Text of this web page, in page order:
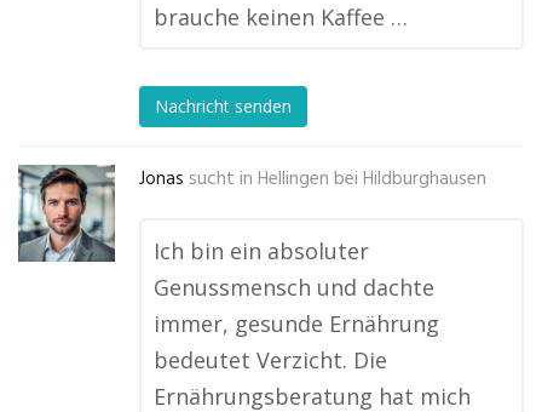
brauche keinen Kaffee …
Nachricht senden
Jonas sucht in Hellingen bei Hildburghausen
Ich bin ein absoluter
Genussmensch und dachte
immer, gesunde Ernährung
bedeutet Verzicht. Die
Ernährungsberatung hat mich